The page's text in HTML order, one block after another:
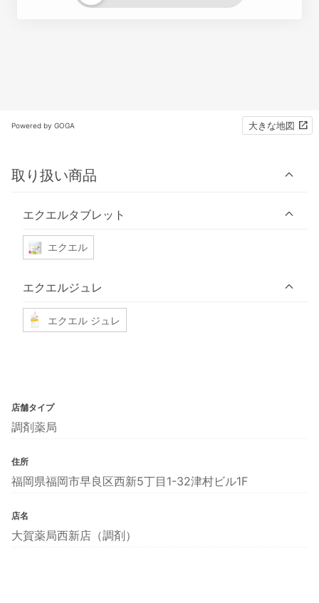
Powered by GOGA 大きな地図
取り扱い商品
エクエルタブレット
エクエル
エクエルジュレ
エクエル ジュレ
店舗タイプ
調剤薬局
住所
福岡県福岡市早良区西新5丁目1-32津村ビル1F
店名
大賀薬局西新店（調剤）